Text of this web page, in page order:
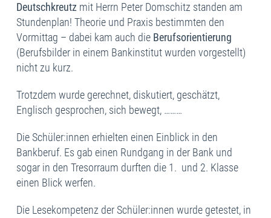
Deutschkreutz mit Herrn Peter Domschitz standen am
Stundenplan! Theorie und Praxis bestimmten den
Vormittag – dabei kam auch die Berufsorientierung
(Berufsbilder in einem Bankinstitut wurden vorgestellt)
nicht zu kurz.
Trotzdem wurde gerechnet, diskutiert, geschätzt,
Englisch gesprochen, sich bewegt, ………
Die Schüler:innen erhielten einen Einblick in den
Bankberuf. Es gab einen Rundgang in der Bank und
sogar in den Tresorraum durften die 1. und 2. Klasse
einen Blick werfen.
Die Lesekompetenz der Schüler:innen wurde getestet, in